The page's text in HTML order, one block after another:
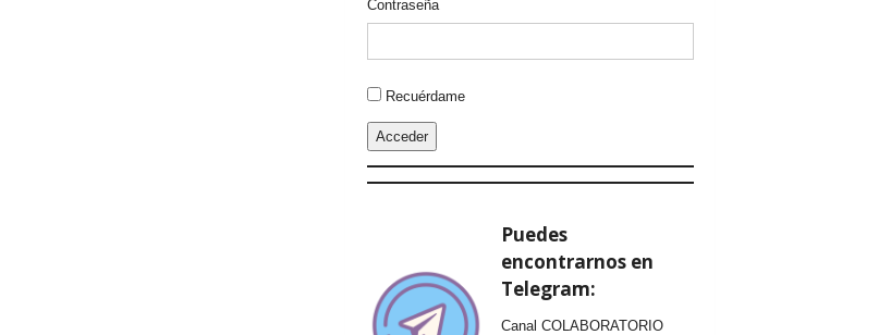
Contraseña
Alternative:
Recuérdame
Acceder
Puedes
encontrarnos en
Telegram:
Canal COLABORATORIO